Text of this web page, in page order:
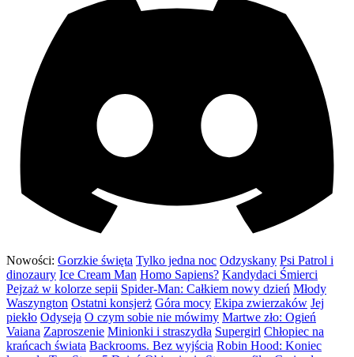
Nowości: Gorzkie święta Tylko jedna noc Odzyskany Psi Patrol i
dinozaury Ice Cream Man Homo Sapiens? Kandydaci Śmierci
Pejzaż w kolorze sepii Spider-Man: Całkiem nowy dzień Młody
Waszyngton Ostatni konsjerż Góra mocy Ekipa zwierzaków Jej
piekło Odyseja O czym sobie nie mówimy Martwe zło: Ogień
Vaiana Zaproszenie Minionki i straszydła Supergirl Chłopiec na
krańcach świata Backrooms. Bez wyjścia Robin Hood: Koniec